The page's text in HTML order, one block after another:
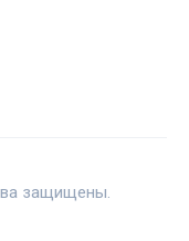
защищены.